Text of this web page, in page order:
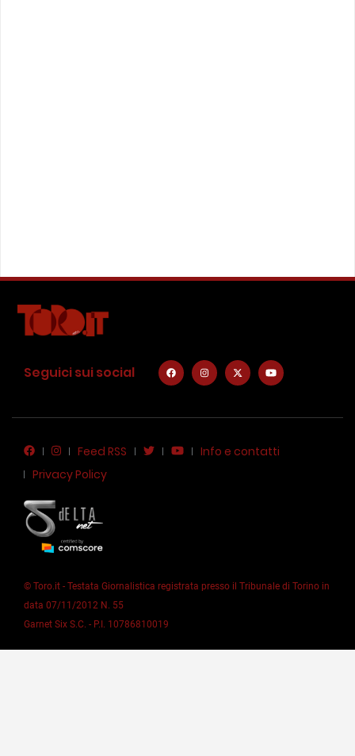
Seguici sui social
Feed RSS
Info e contatti
Privacy Policy
© Toro.it - Testata Giornalistica registrata presso il Tribunale di Torino in
data 07/11/2012 N. 55
Garnet Six S.C. - P.I. 10786810019